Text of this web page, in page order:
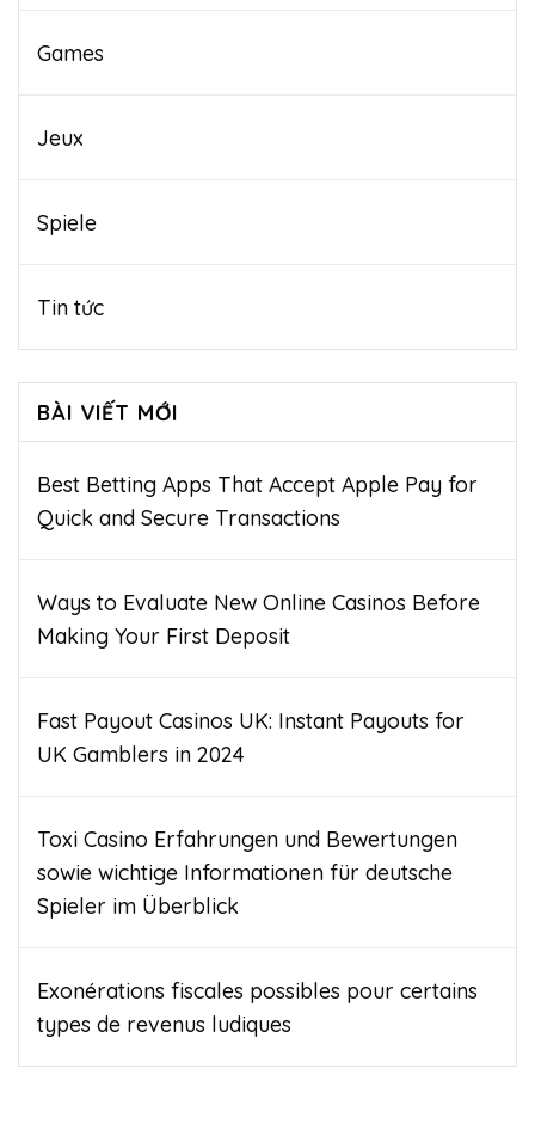
Games
Jeux
Spiele
Tin tức
BÀI VIẾT MỚI
Best Betting Apps That Accept Apple Pay for
Quick and Secure Transactions
Ways to Evaluate New Online Casinos Before
Making Your First Deposit
Fast Payout Casinos UK: Instant Payouts for
UK Gamblers in 2024
Toxi Casino Erfahrungen und Bewertungen
sowie wichtige Informationen für deutsche
Spieler im Überblick
Exonérations fiscales possibles pour certains
types de revenus ludiques